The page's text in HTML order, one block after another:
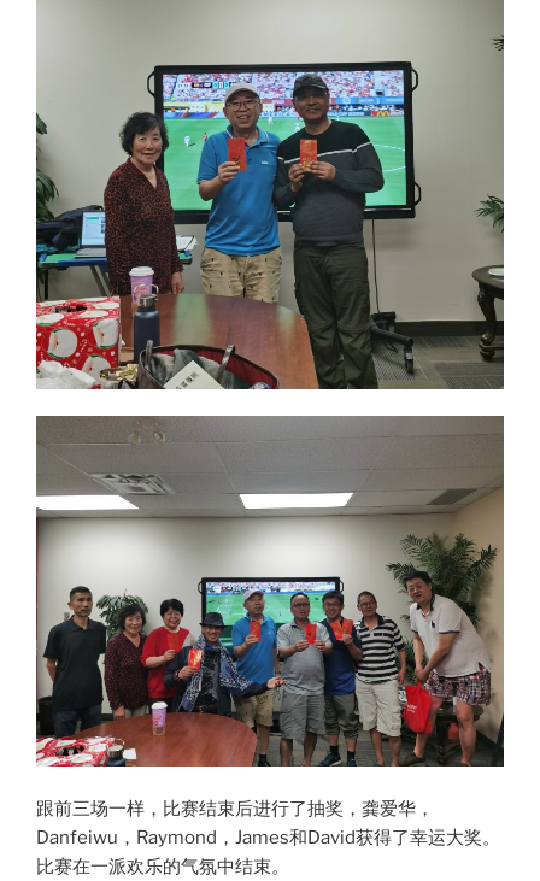
跟前三场一样，比赛结束后进行了抽奖，龚爱华，
Danfeiwu，Raymond，James和David获得了幸运大奖。
比赛在一派欢乐的气氛中结束。